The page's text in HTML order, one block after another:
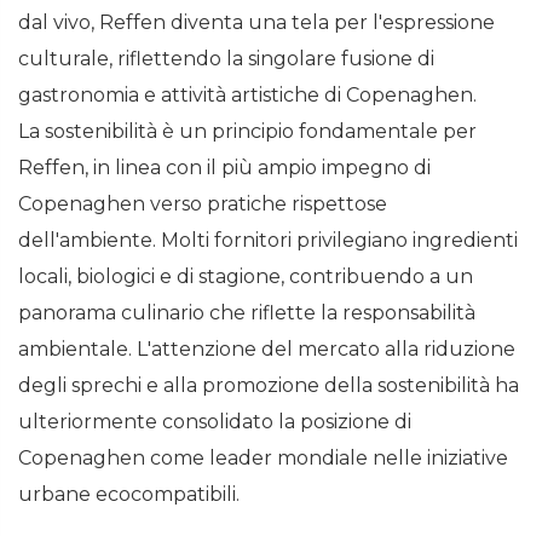
dal vivo, Reffen diventa una tela per l'espressione
culturale, riflettendo la singolare fusione di
gastronomia e attività artistiche di Copenaghen.
La sostenibilità è un principio fondamentale per
Reffen, in linea con il più ampio impegno di
Copenaghen verso pratiche rispettose
dell'ambiente. Molti fornitori privilegiano ingredienti
locali, biologici e di stagione, contribuendo a un
panorama culinario che riflette la responsabilità
ambientale. L'attenzione del mercato alla riduzione
degli sprechi e alla promozione della sostenibilità ha
ulteriormente consolidato la posizione di
Copenaghen come leader mondiale nelle iniziative
urbane ecocompatibili.